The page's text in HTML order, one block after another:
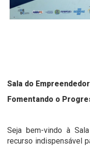
Sala do Empreendedor
Fomentando o
Seja bem-vindo à
recurso indispensável